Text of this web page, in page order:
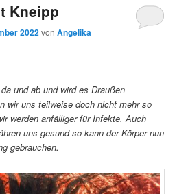
Kneipp
2022vonAngelika
und ab und wird es Draußen
wir uns teilweise doch nicht mehr so
werden anfälliger für Infekte. Auch
uns gesund so kann der Körper nun
gebrauchen.